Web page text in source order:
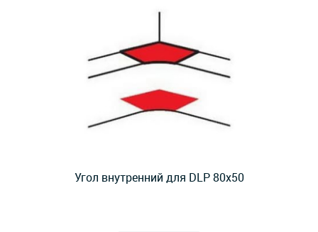
Угол внутренний для DLP 80х50